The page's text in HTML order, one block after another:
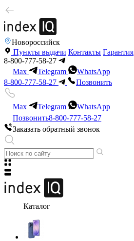
Новороссийск
Пункты выдачи Контакты Гарантия
8-800-777-58-27
Max
Telegram
WhatsApp
8-800-777-58-27
Позвонить
Max Telegram
WhatsApp
Позвонить8-800-777-58-27
Заказать обратный звонок
Каталог